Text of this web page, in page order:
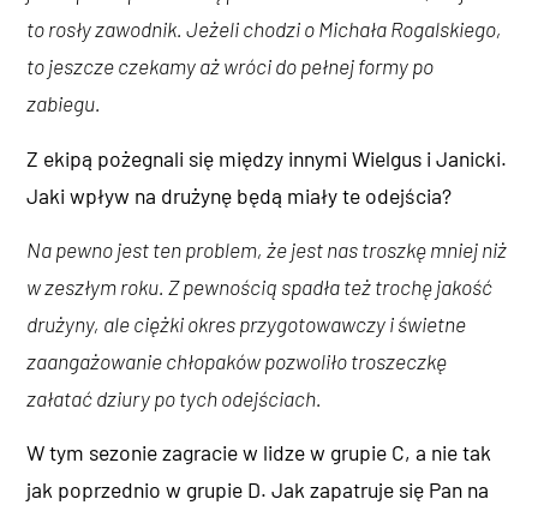
to rosły zawodnik. Jeżeli chodzi o Michała Rogalskiego,
to jeszcze czekamy aż wróci do pełnej formy po
zabiegu.
Z ekipą pożegnali się między innymi Wielgus i Janicki.
Jaki wpływ na drużynę będą miały te odejścia?
Na pewno jest ten problem, że jest nas troszkę mniej niż
w zeszłym roku. Z pewnością spadła też trochę jakość
drużyny, ale ciężki okres przygotowawczy i świetne
zaangażowanie chłopaków pozwoliło troszeczkę
załatać dziury po tych odejściach.
W tym sezonie zagracie w lidze w grupie C, a nie tak
jak poprzednio w grupie D. Jak zapatruje się Pan na